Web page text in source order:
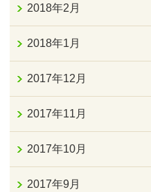
2018年2月
2018年1月
2017年12月
2017年11月
2017年10月
2017年9月